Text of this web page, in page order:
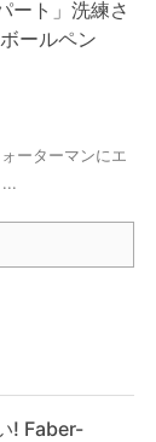
ート」洗練さ
ールペン
ーターマンにエ
! Faber-